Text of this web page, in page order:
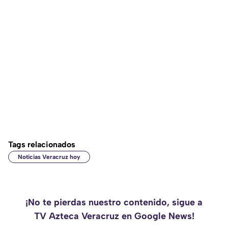
Tags relacionados
Noticias Veracruz hoy
¡No te pierdas nuestro contenido, sigue a
TV Azteca Veracruz en Google News!